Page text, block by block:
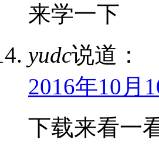
来学一下
yudc说道：
2016年10月
下载来看一